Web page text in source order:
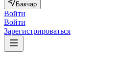
Бакчар
Войти
Войти
Зарегистрироваться